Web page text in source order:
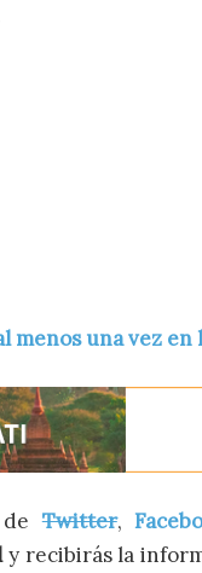
menos una vez en
deTwitter,
y recibirás la